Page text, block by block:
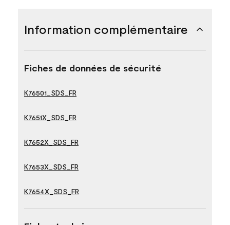
Information complémentaire
Fiches de données de sécurité
K76501_SDS_FR
K7651X_SDS_FR
K7652X_SDS_FR
K7653X_SDS_FR
K7654X_SDS_FR